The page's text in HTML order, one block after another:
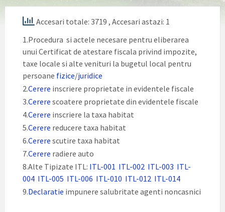
Accesari totale: 3719 , Accesari astazi: 1
1.Procedura si actele necesare pentru eliberarea
unui Certificat de atestare fiscala privind impozite,
taxe locale si alte venituri la bugetul local pentru
persoane fizice/juridice
2.Cerere inscriere proprietate in evidentele fiscale
3.Cerere scoatere proprietate din evidentele fiscale
4.Cerere inscriere la taxa habitat
5.Cerere reducere taxa habitat
6.Cerere scutire taxa habitat
7.Cerere radiere auto
8.Alte Tipizate ITL: ITL-001 ITL-002 ITL-003 ITL-
004 ITL-005 ITL-006 ITL-010 ITL-012 ITL-014
9.Declaratie impunere salubritate agenti noncasnici